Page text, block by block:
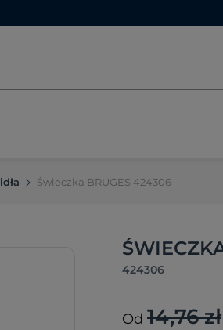
Świeczka BRUGES 424306
424306
Od 14,76 zł